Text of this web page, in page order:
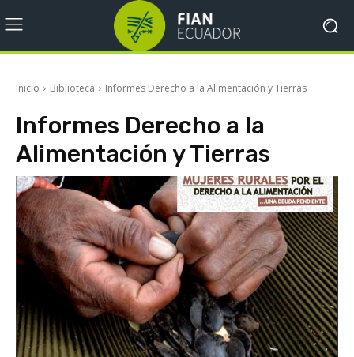
Inicio Biblioteca Informes Derecho a la Alimentación y Tierras
Informes Derecho a la
Alimentación y Tierras